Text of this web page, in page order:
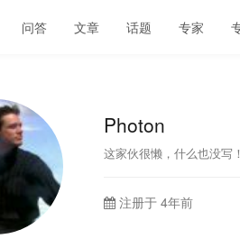
问答 文章 话题 专家
Photon
这家伙很懒，什么也没写！
注册于 4年前